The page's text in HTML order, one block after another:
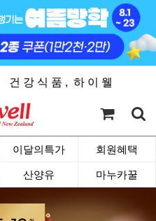
건 강 식 품 , 하 이 웰
이달의특가 회원혜택
산양유 마누카꿀